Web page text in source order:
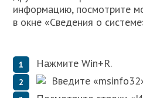
информацию, посмотрите
в окне «Сведения о
Нажмите Win+R.
Введите